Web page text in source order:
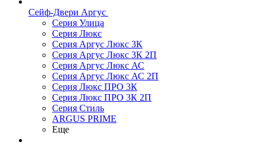
Сейф-Двери Аргус
Серия Улица
Серия Люкс
Серия Аргус Люкс 3К
Серия Аргус Люкс 3К 2П
Серия Аргус Люкс АС
Серия Аргус Люкс АС 2П
Серия Люкс ПРО 3К
Серия Люкс ПРО 3К 2П
Серия Стиль
ARGUS PRIME
Еще